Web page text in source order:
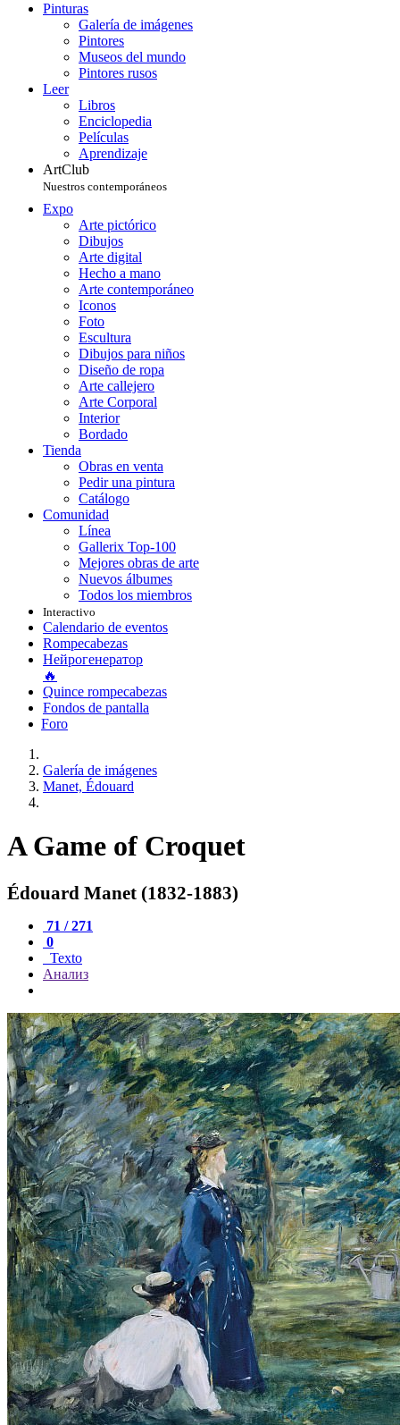
Pinturas
Galería de imágenes
Pintores
Museos del mundo
Pintores rusos
Leer
Libros
Enciclopedia
Películas
Aprendizaje
ArtClub
Nuestros contemporáneos
Expo
Arte pictórico
Dibujos
Arte digital
Hecho a mano
Arte contemporáneo
Iconos
Foto
Escultura
Dibujos para niños
Diseño de ropa
Arte callejero
Arte Corporal
Interior
Bordado
Tienda
Obras en venta
Pedir una pintura
Catálogo
Comunidad
Línea
Gallerix Top-100
Mejores obras de arte
Nuevos álbumes
Todos los miembros
Interactivo
Calendario de eventos
Rompecabezas
Нейрогенератор
🔥
Quince rompecabezas
Fondos de pantalla
Foro
Galería de imágenes
Manet, Édouard
A Game of Croquet
Édouard Manet (1832-1883)
71 / 271
0
Texto
Анализ